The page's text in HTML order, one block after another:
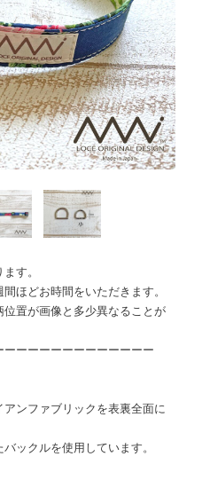
す。
ほどお時間をいただきます。
置が画像と多少異なることが
ーーーーーーーーーーーー
ンファブリックを表裏全面に
ックルを使用しています。